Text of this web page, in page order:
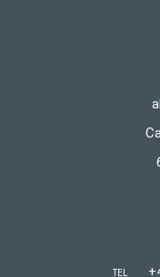
TEL